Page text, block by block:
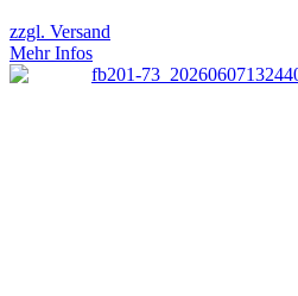
zzgl. Versand
Mehr Infos